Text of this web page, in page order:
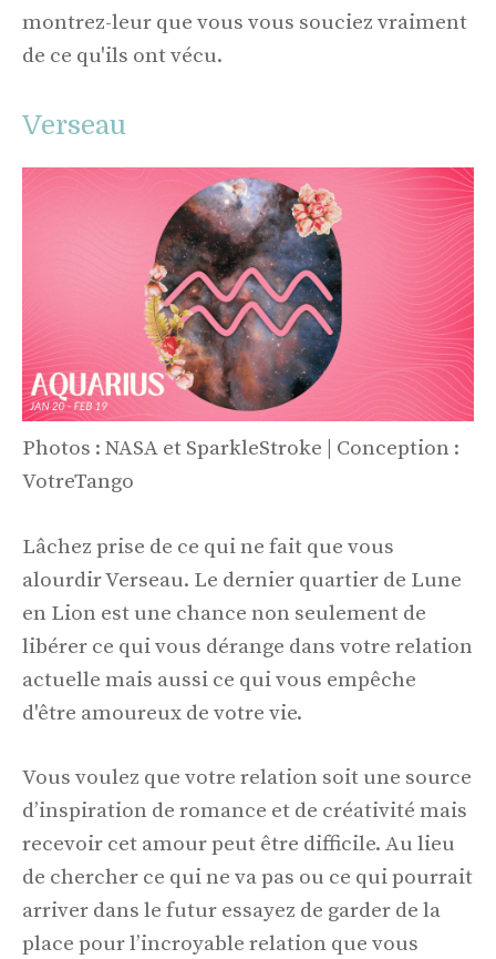
montrez-leur que vous vous souciez vraiment
de ce qu'ils ont vécu.
Verseau
Photos : NASA et SparkleStroke | Conception :
VotreTango
Lâchez prise de ce qui ne fait que vous
alourdir Verseau. Le dernier quartier de Lune
en Lion est une chance non seulement de
libérer ce qui vous dérange dans votre relation
actuelle mais aussi ce qui vous empêche
d'être amoureux de votre vie.
Vous voulez que votre relation soit une source
d’inspiration de romance et de créativité mais
recevoir cet amour peut être difficile. Au lieu
de chercher ce qui ne va pas ou ce qui pourrait
arriver dans le futur essayez de garder de la
place pour l’incroyable relation que vous